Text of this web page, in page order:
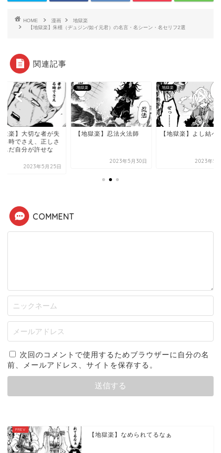
HOME 漫画
地獄楽
【地獄楽】朱槿（ヂュジン/如イ元君）の名言・名シーン・名セリフ2選
関連記事
獄楽】大切な者が失
る時でさえ、正しさ
んだ自分が許せな
2023年5月25日
地獄楽
【地獄楽】忍法火法師
2023年5月30日
地獄楽
【地獄楽】よし結べ
2023年5
COMMENT
次回のコメントで使用するためブラウザーに自分の名
前、メールアドレス、サイトを保存する。
【地獄楽】なめられてるなぁ